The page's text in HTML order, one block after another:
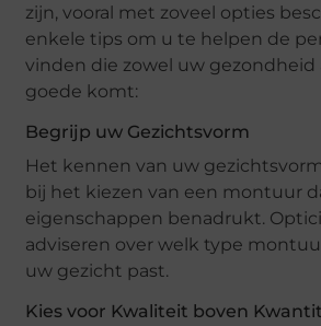
zijn, vooral met zoveel opties
enkele tips om u te helpen de
vinden die zowel uw gezondheid
goede komt:
Begrijp uw Gezichtsvorm
Het kennen van uw
bij het kiezen van een montuur
eigenschappen benadrukt.
adviseren over welk type
uw gezicht past.
Kies voor Kwaliteit boven